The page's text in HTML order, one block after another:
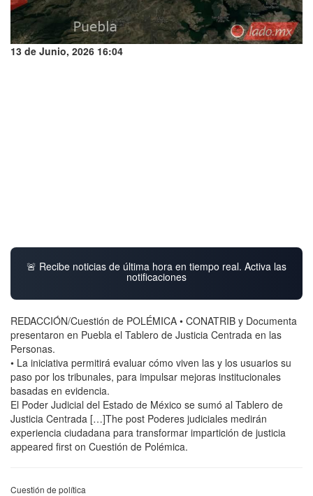
13 de Junio, 2026 16:04
🚨 Recibe noticias de última hora en tiempo real. Activa las
notificaciones
REDACCIÓN/Cuestión de POLÉMICA • CONATRIB y Documenta
presentaron en Puebla el Tablero de Justicia Centrada en las
Personas.
• La iniciativa permitirá evaluar cómo viven las y los usuarios su
paso por los tribunales, para impulsar mejoras institucionales
basadas en evidencia.
El Poder Judicial del Estado de México se sumó al Tablero de
Justicia Centrada […]The post Poderes judiciales medirán
experiencia ciudadana para transformar impartición de justicia
appeared first on Cuestión de Polémica.
Cuestión de política